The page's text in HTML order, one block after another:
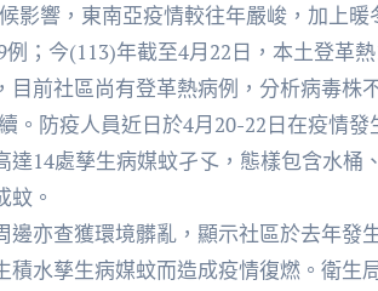
影響，東南亞疫情較往年嚴峻，加上
；今(113)年截至4月22日，本土登革
前社區尚有登革熱病例，分析病毒株
。防疫人員近日於4月20-22日在疫情發
14處孳生病媒蚊孑孓，態樣包含水桶
蚊。
亦查獲環境髒亂，顯示社區於去年發
水孳生病媒蚊而造成疫情復燃。衛生